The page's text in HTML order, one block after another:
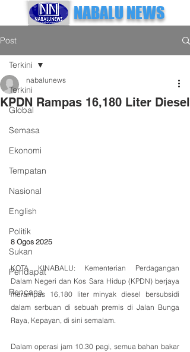
NABALU NEWS
Post
Terkini
Global
Semasa
Ekonomi
Tempatan
Nasional
English
Politik
Sukan
Pendapat
Rencana
Terkini
KPDN Rampas 16,180 Liter Diesel
nabalunews
8 Ogos 2025
KOTA KINABALU: Kementerian Perdagangan
Dalam Negeri dan Kos Sara Hidup (KPDN) berjaya
merampas 16,180 liter minyak diesel bersubsidi
dalam serbuan di sebuah premis di Jalan Bunga
Raya, Kepayan, di sini semalam.
Dalam operasi jam 10.30 pagi, semua bahan bakar